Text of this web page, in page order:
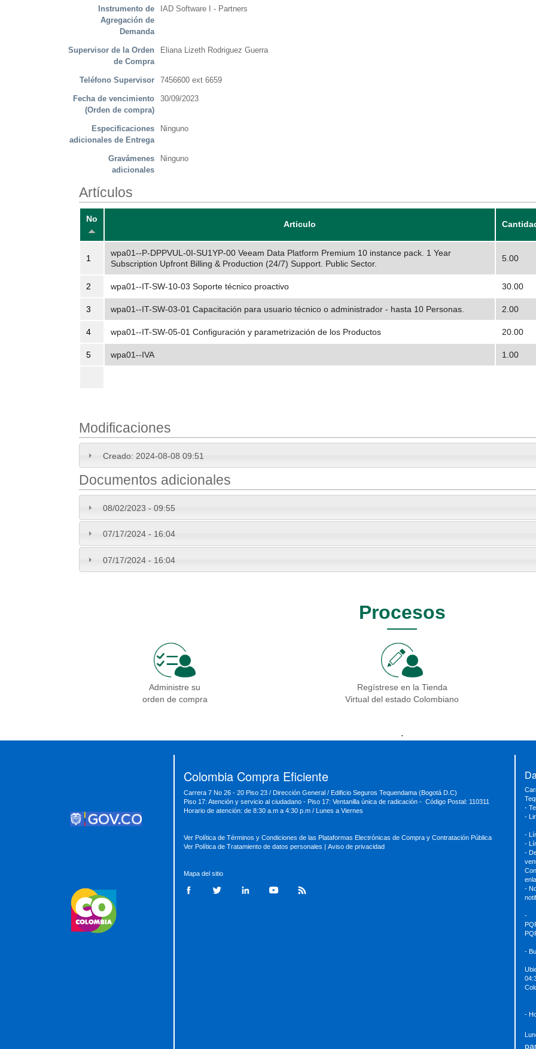
Instrumento de
Agregación de
Demanda
IAD Software I - Partners
Supervisor de la Orden
de Compra
Eliana Lizeth Rodriguez Guerra
Teléfono Supervisor 7456600 ext 6659
Fecha de vencimiento
(Orden de compra)
30/09/2023
Especificaciones
adicionales de Entrega
Ninguno
Gravámenes
adicionales
Ninguno
Artículos
No
Articulo
1
wpa01--P-DPPVUL-0I-SU1YP-00 Veeam Data Platform Premium 10 instance pack. 1 Year
Subscription Upfront Billing & Production (24/7) Support. Public Sector.
5.00
2 wpa01--IT-SW-10-03 Soporte técnico proactivo 30.00
3 wpa01--IT-SW-03-01 Capacitación para usuario técnico o administrador - hasta 10 Personas. 2.00
4 wpa01--IT-SW-05-01 Configuración y parametrización de los Productos 20.00
5 wpa01--IVA 1.00
Modificaciones
Creado: 2024-08-08 09:51
Documentos adicionales
08/02/2023 - 09:55
07/17/2024 - 16:04
07/17/2024 - 16:04
Procesos
Administre su
orden de compra
Regístrese en la Tienda
Virtual del estado Colombiano
MinCultura
MinAgricultura
MinAmbiente
.
Colombia Compra Eficiente
Carrera 7 No 26 - 20 Piso 23 / Dirección General / Edificio Seguros Tequendama (Bogotá D.C)
Piso 17: Atención y servicio al ciudadano - Piso 17: Ventanilla única de radicación - Código Postal: 110311
Horario de atención: de 8:30 a.m a 4:30 p.m / Lunes a Viernes
Ver Política de Términos y Condiciones de las Plataformas Electrónicas de Compra y Contratación Pública
Ver Política de Tratamiento de datos personales | Aviso de privacidad
Mapa del sitio
-
-
-
-
-
-
-
-
-